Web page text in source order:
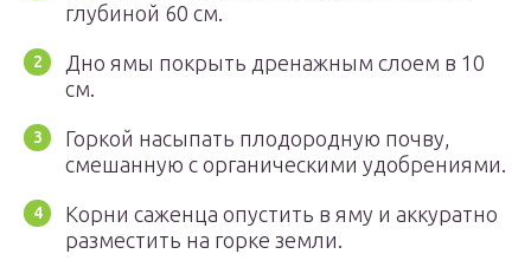
глубиной 60 см.
Дно ямы покрыть дренажным слоем в 10
см.
Горкой насыпать плодородную почву,
смешанную с органическими удобрениями.
Корни саженца опустить в яму и аккуратно
разместить на горке земли.